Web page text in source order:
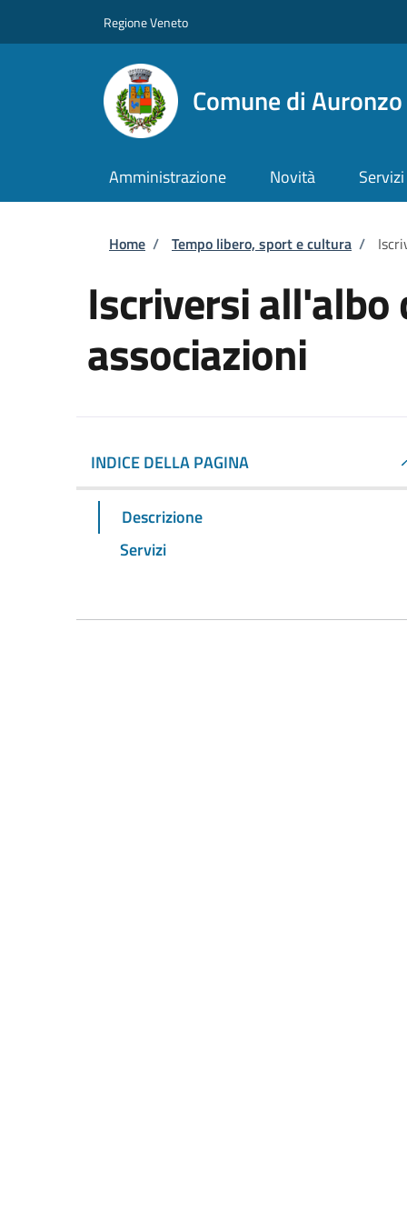
Regione Veneto
Comune di
Amministrazione Novità Servizi
Briciole di pane
Home / Tempo libero, sport e cultura /
Iscriversi all'albo
associazioni
INDICE DELLA PAGINA
Descrizione
Servizi